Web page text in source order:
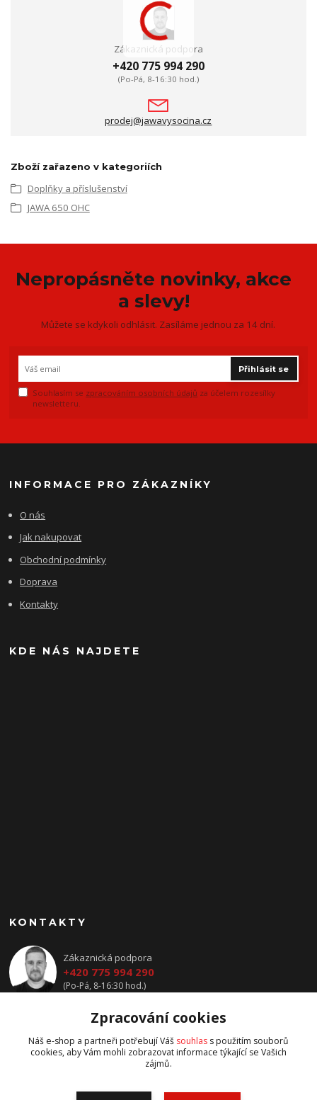
Zákaznická podpora
+420 775 994 290
(Po-Pá, 8-16:30 hod.)
prodej@jawavysocina.cz
Zboží zařazeno v kategoriích
Doplňky a příslušenství
JAWA 650 OHC
Nepropásněte novinky, akce
a slevy!
Můžete se kdykoli odhlásit. Zasíláme jednou za 14 dní.
Přihlásit se
Souhlasím se zpracováním osobních údajů za účelem rozesílky
newsletteru.
INFORMACE PRO ZÁKAZNÍKY
O nás
Jak nakupovat
Obchodní podmínky
Doprava
Kontakty
KDE NÁS NAJDETE
KONTAKTY
Zákaznická podpora
+420 775 994 290
(Po-Pá, 8-16:30 hod.)
prodej@jawavysocina.cz
Zpracování cookies
Náš e-shop a partneři potřebují Váš souhlas s použitím souborů
cookies, aby Vám mohli zobrazovat informace týkající se Vašich
zájmů.